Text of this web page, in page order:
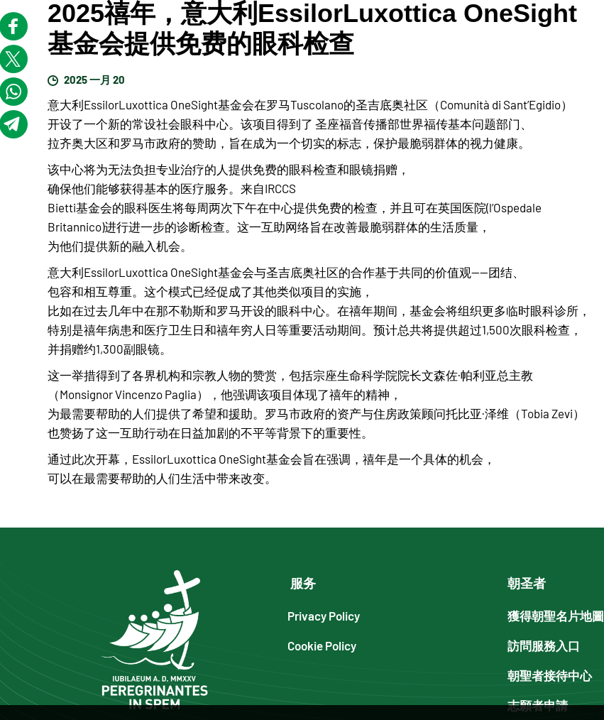
2025禧年，意大利EssilorLuxottica OneSight
基金会提供免费的眼科检查
2025 一月 20
意大利EssilorLuxottica OneSight基金会在罗马Tuscolano的圣吉底奥社区（Comunità di Sant’Egidio）
开设了一个新的常设社会眼科中心。该项目得到了 圣座福音传播部世界福传基本问题部门、
拉齐奥大区和罗马市政府的赞助，旨在成为一个切实的标志，保护最脆弱群体的视力健康。
该中心将为无法负担专业治疗的人提供免费的眼科检查和眼镜捐赠，
确保他们能够获得基本的医疗服务。来自IRCCS
Bietti基金会的眼科医生将每周两次下午在中心提供免费的检查，并且可在英国医院(l’Ospedale
Britannico)进行进一步的诊断检查。这一互助网络旨在改善最脆弱群体的生活质量，
为他们提供新的融入机会。
意大利EssilorLuxottica OneSight基金会与圣吉底奥社区的合作基于共同的价值观——团结、
包容和相互尊重。这个模式已经促成了其他类似项目的实施，
比如在过去几年中在那不勒斯和罗马开设的眼科中心。在禧年期间，基金会将组织更多临时眼科诊所，
特别是禧年病患和医疗卫生日和禧年穷人日等重要活动期间。预计总共将提供超过1,500次眼科检查，
并捐赠约1,300副眼镜。
这一举措得到了各界机构和宗教人物的赞赏，包括宗座生命科学院院长文森佐·帕利亚总主教
（Monsignor Vincenzo Paglia），他强调该项目体现了禧年的精神，
为最需要帮助的人们提供了希望和援助。罗马市政府的资产与住房政策顾问托比亚·泽维（Tobia Zevi）
也赞扬了这一互助行动在日益加剧的不平等背景下的重要性。
通过此次开幕，EssilorLuxottica OneSight基金会旨在强调，禧年是一个具体的机会，
可以在最需要帮助的人们生活中带来改变。
服务
Privacy Policy
Cookie Policy
朝圣者
獲得朝聖名片地圖
訪問服務入口
朝聖者接待中心
志願者申請